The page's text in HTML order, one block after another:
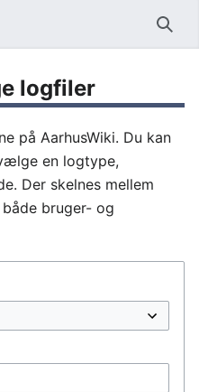
Søg
logfiler
på AarhusWiki. Du kan
en logtype,
Der skelnes mellem
bruger- og